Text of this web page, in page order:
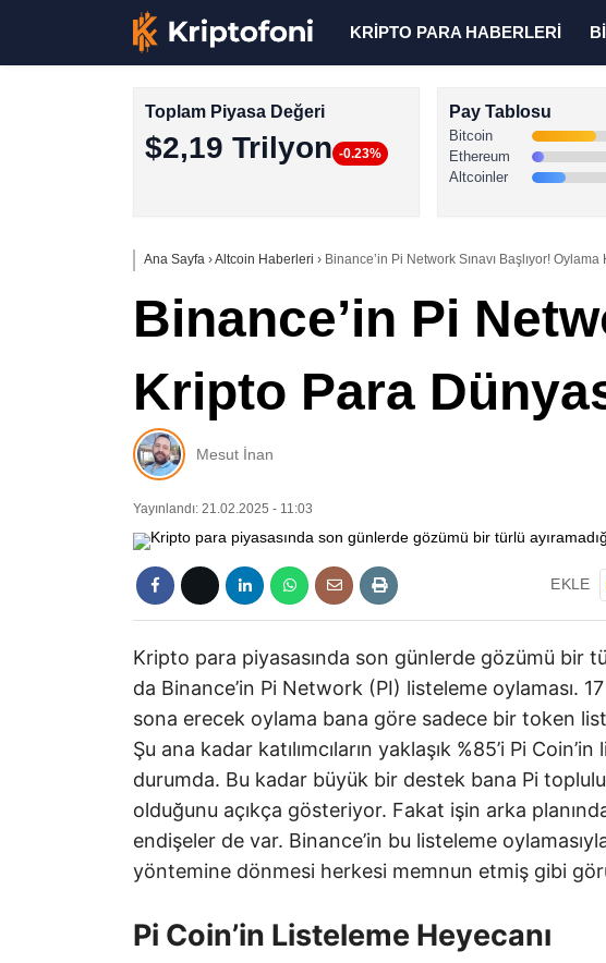
KRİPTO PARA HABERLERİ
Toplam Piyasa Değeri
$2,19 Trilyon -0.23%
Pay Tablosu
Bitcoin
Ethereum
Altcoinler
Ana Sayfa ›Altcoin Haberleri › Binance’in Pi Network Sınavı Başlıyor! Oylama
Binance’in Pi
Kripto Para
Mesut İnan
Yayınlandı: 21.02.2025 - 11:03
EKLE
Kripto para piyasasında son günlerde gözümü bir
da Binance’in Pi Network (PI) listeleme oylaması.
sona erecek oylama bana göre sadece bir token
Şu ana kadar katılımcıların yaklaşık %85’i Pi
durumda. Bu kadar büyük bir destek bana Pi
olduğunu açıkça gösteriyor. Fakat işin arka
endişeler de var. Binance’in bu listeleme
yöntemine dönmesi herkesi memnun etmiş gibi
Pi Coin’in Listeleme Heyecanı